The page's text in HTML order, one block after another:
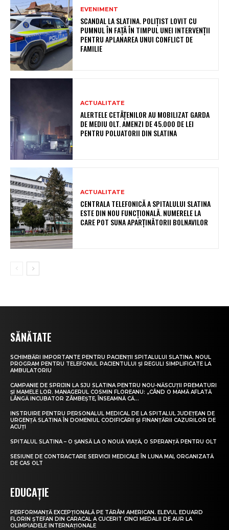
EVENIMENT
SCANDAL LA SLATINA. POLIȚIST LOVIT CU
PUMNUL ÎN FAȚĂ ÎN TIMPUL UNEI INTERVENȚII
PENTRU APLANAREA UNUI CONFLICT DE
FAMILIE
ACTUALITATE
ALERTELE CETĂȚENILOR AU MOBILIZAT GARDA
DE MEDIU OLT. AMENZI DE 45.000 DE LEI
PENTRU POLUATORII DIN SLATINA
ACTUALITATE
CENTRALA TELEFONICĂ A SPITALULUI SLATINA
ESTE DIN NOU FUNCȚIONALĂ. NUMERELE LA
CARE POT SUNA APARȚINĂTORII BOLNAVILOR
SĂNĂTATE
SCHIMBĂRI IMPORTANTE PENTRU PACIENȚII SPITALULUI SLATINA. NOUL
PROGRAM PENTRU TELEFONUL PACIENTULUI ȘI REGULI SIMPLIFICATE LA
AMBULATORIU
CAMPANIE DE SPRIJIN LA SJU SLATINA PENTRU NOU-NĂSCUȚII PREMATURI
ȘI MAMELE LOR. MANAGERUL COSMIN FLOREANU: „CÂND O MAMĂ AFLATĂ
LÂNGĂ INCUBATOR ZÂMBEȘTE, ÎNSEAMNĂ CĂ...
INSTRUIRE PENTRU PERSONALUL MEDICAL DE LA SPITALUL JUDEȚEAN DE
URGENȚĂ SLATINA ÎN DOMENIUL CODIFICĂRII ȘI FINANȚĂRII CAZURILOR DE
ACUȚI
SPITALUL SLATINA – O ȘANSĂ LA O NOUĂ VIAȚĂ, O SPERANȚĂ PENTRU OLT
SESIUNE DE CONTRACTARE SERVICII MEDICALE ÎN LUNA MAI, ORGANIZATĂ
DE CAS OLT
EDUCAȚIE
PERFORMANȚĂ EXCEPȚIONALĂ PE TĂRÂM AMERICAN. ELEVUL EDUARD
FLORIN ȘTEFAN DIN CARACAL A CUCERIT CINCI MEDALII DE AUR LA
OLIMPIADELE INTERNAȚIONALE